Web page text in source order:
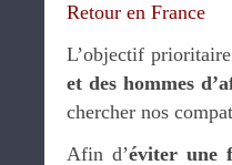
Retour en France
L’objectif
et des hommes
chercher nos
Afin d’éviter une